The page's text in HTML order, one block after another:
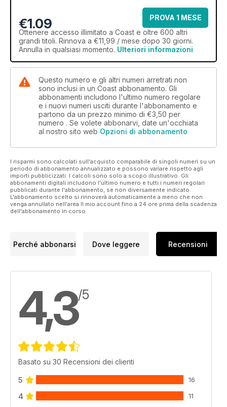
€1.09
PROVA 1 MESE
Ottenere accesso illimitato a Coast e oltre 600 altri
grandi titoli. Rinnova a €11,99 / mese dopo 30 giorni.
Annulla in qualsiasi momento. Ulteriori informazioni
Questo numero e gli altri numeri arretrati non
sono inclusi in un Coast abbonamento. Gli
abbonamenti includono l'ultimo numero regolare
e i nuovi numeri usciti durante l'abbonamento e
partono da un prezzo minimo di €3,50 per
numero . Se volete abbonarvi, date un'occhiata
al nostro sito web Opzioni di abbonamento
I risparmi sono calcolati sull'acquisto comparabile di singoli numeri su un
periodo di abbonamento annualizzato e possono variare rispetto agli
importi pubblicizzati. I calcoli sono solo a scopo illustrativo. Gli
abbonamenti digitali includono l'ultimo numero e tutti i numeri regolari
pubblicati durante l'abbonamento, se non diversamente indicato.
L'abbonamento scelto si rinnoverà automaticamente a meno che non
venga annullato nell'area Il mio account fino a 24 ore prima della scadenza
dell'abbonamento in corso.
Perché abbonarsi Dove leggere Recensioni
4,3/5
Basato su 30 Recensioni dei clienti
5 16
4 11